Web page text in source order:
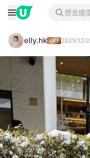
elly.hk 2025/12/